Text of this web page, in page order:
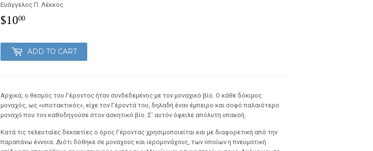
Ευάγγελος Π. Λέκκος
$1000
ADD TO CART
Αρχικά, ο θεσμός του Γέροντος ήταν συνδεδεμένος με τον μοναχικό βίο. Ο κάθε δόκιμος
μοναχός, ως «υποτακτικός», είχε τον Γέροντά του, δηλαδή έναν έμπειρο και σοφό παλαιότερο
μοναχό που τον καθοδηγούσε στον ασκητικό βίο. Σ’ αυτόν όφειλε απόλυτη υπακοή.
Κατά τις τελευταίες δεκαετίες ο όρος Γέρον­τας χρησιμοποιείται και με διαφορετική από την
παραπάνω έννοια. Διό­τι δόθηκε σε μοναχούς και ιερομονάχους, των οποίων η πνευματική